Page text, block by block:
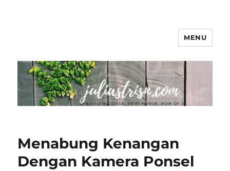
The Colorful Life By Juliastri Sn
MENU
Menabung Kenangan
Dengan Kamera Ponsel